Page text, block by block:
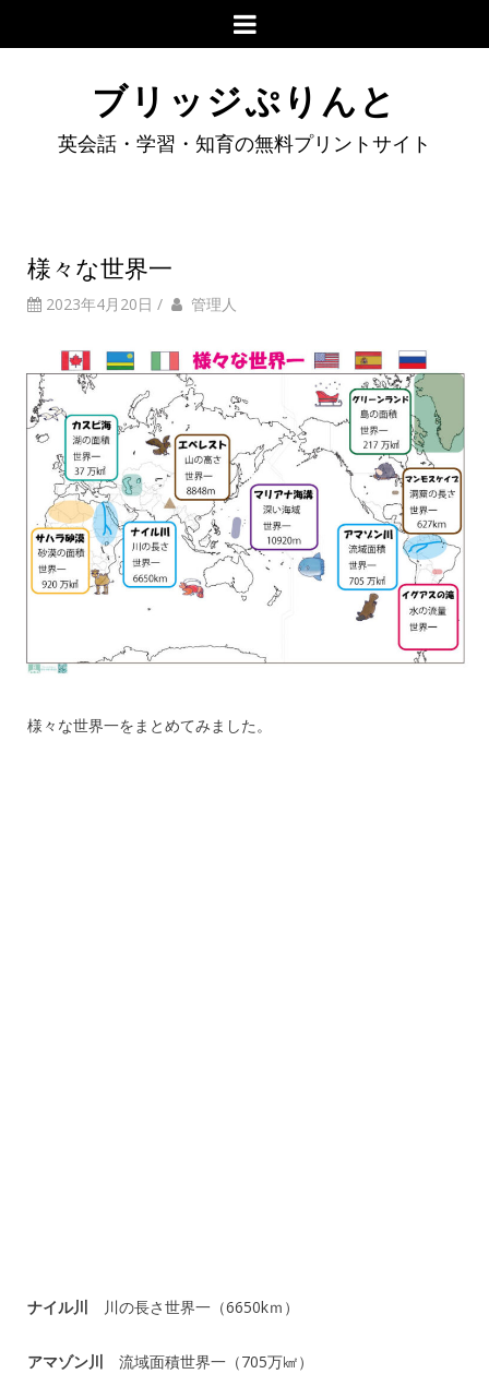
ブリッジぷりんと
英会話・学習・知育の無料プリントサイト
様々な世界一
2023年4月20日 / 管理人
様々な世界一をまとめてみました。
ナイル川 川の長さ世界一（6650kｍ）
アマゾン川 流域面積世界一（705万㎢）